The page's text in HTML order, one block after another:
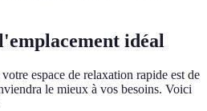
idéal
espace de relaxation rapide est de
le mieux à vos besoins. Voici